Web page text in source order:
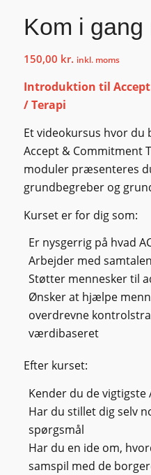
Kom i gang
150,00 kr. inkl. moms
Introduktion til
/ Terapi
Et videokursus hvor
Accept & Commitment
moduler præsenteres
grundbegreber og
Kurset er for dig som:
Er nysgerrig på hvad
Arbejder med
Støtter mennesker til
Ønsker at hjælpe
overdrevne
værdibaseret
Efter kurset:
Kender du de vigtigste
Har du stillet dig selv
spørgsmål
Har du en ide om,
samspil med de